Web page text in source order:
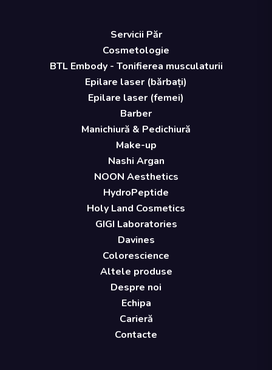
Servicii Păr
Cosmetologie
BTL Embody - Tonifierea musculaturii
Epilare laser (bărbați)
Epilare laser (femei)
Barber
Manichiură & Pedichiură
Make-up
Nashi Argan
NOON Aesthetics
HydroPeptide
Holy Land Cosmetics
GIGI Laboratories
Davines
Colorescience
Altele produse
Despre noi
Echipa
Carieră
Contacte